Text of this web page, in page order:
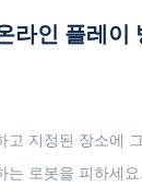
라인 플레이
고 지정된 장소에
는 로봇을 피하세